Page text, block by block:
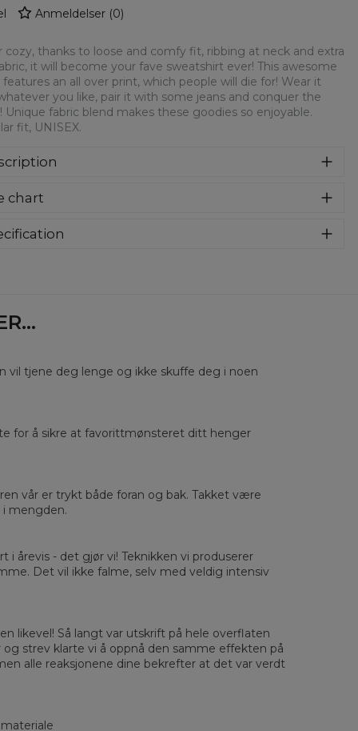
Anmeldelser(0)
cozy, thanks to loose and comfy fit, ribbing at neck and extra
it will become your fave sweatshirt ever! This awesome
features an all over print, which people will die for! Wear it
you like, pair it with some jeans and conquer the
Unique fabric blend makes these goodies so enjoyable.
fit, UNISEX.
z wysokiej jakości nadrukiem z przodu i z tyłu.
Trwałe, wzmocnione szwy są kolorowe, aby zachować
chart
flat
width
50 52 58
length
63 64 65 66 66 67
vil tjene deg lenge og ikke skuffe deg i noen
for å sikre at favorittmønsteret ditt henger
vår er trykt både foran og bak. Takket være
mengden.
årevis - det gjør vi! Teknikken vi produserer
Det vil ikke falme, selv med veldig intensiv
likevel! Så langt var utskrift på hele overflaten
strev klarte vi å oppnå den samme effekten på
alle reaksjonene dine bekrefter at det var verdt